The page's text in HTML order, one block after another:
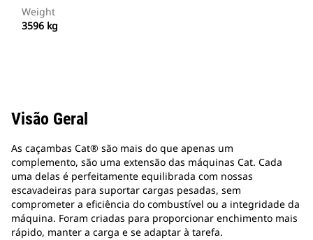
Weight
3596 kg
Visão Geral
As caçambas Cat® são mais do que apenas um
complemento, são uma extensão das máquinas Cat. Cada
uma delas é perfeitamente equilibrada com nossas
escavadeiras para suportar cargas pesadas, sem
comprometer a eficiência do combustível ou a integridade da
máquina. Foram criadas para proporcionar enchimento mais
rápido, manter a carga e se adaptar à tarefa.